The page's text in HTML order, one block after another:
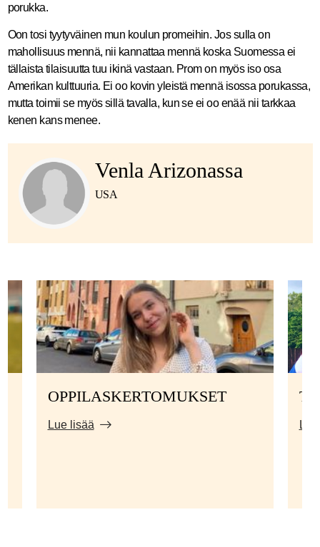
porukka.
Oon tosi tyytyväinen mun koulun promeihin. Jos sulla on
mahollisuus mennä, nii kannattaa mennä koska Suomessa ei
tällaista tilaisuutta tuu ikinä vastaan. Prom on myös iso osa
Amerikan kulttuuria. Ei oo kovin yleistä mennä isossa porukassa,
mutta toimii se myös sillä tavalla, kun se ei oo enää nii tarkkaa
kenen kans menee.
Venla Arizonassa
USA
OPPILASKERTOMUKSET
Lue lisää